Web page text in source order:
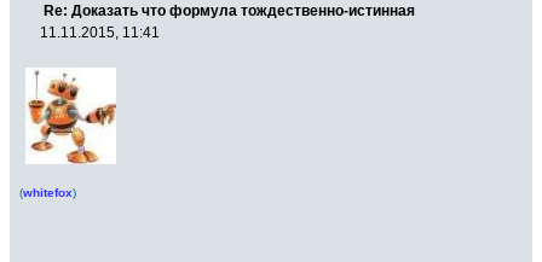
Re: Доказать что формула тождественно-истинная
11.11.2015, 11:41
(whitefox)